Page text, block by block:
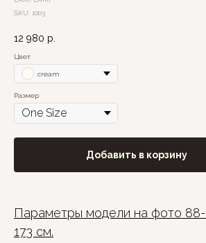
SKU: 1003
12 980 р.
Цвет
cream
Размер
Добавить в корзину
Параметры модели на фото
173 см.